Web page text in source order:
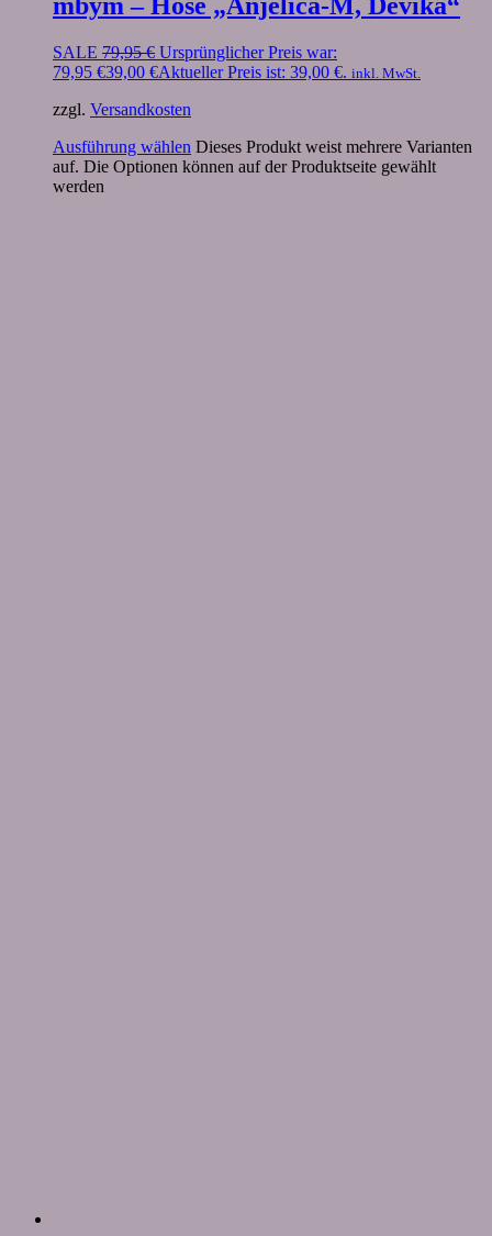
SALE 79,95€ Ursprünglicher Preis war:
79,95 €39,00 €Aktueller Preis ist: 39,00 €. inkl. MwSt.
zzgl. Versandkosten
Ausführung wählen Dieses Produkt weist mehrere Varianten
auf. Die Optionen können auf der Produktseite gewählt
werden